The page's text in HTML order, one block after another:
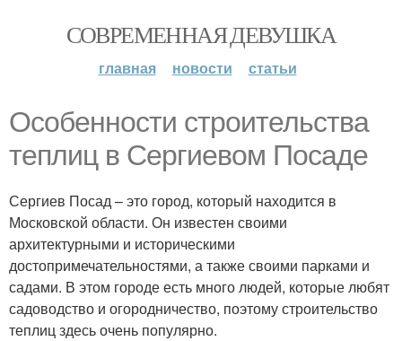
СОВРЕМЕННАЯ ДЕВУШКА
главная новости статьи
Особенности строительства
теплиц в Сергиевом Посаде
Сергиев Посад – это город, который находится в
Московской области. Он известен своими
архитектурными и историческими
достопримечательностями, а также своими парками и
садами. В этом городе есть много людей, которые любят
садоводство и огородничество, поэтому строительство
теплиц здесь очень популярно.